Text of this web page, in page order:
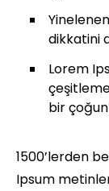
dikkatini
Lorem
bir
1500’lerden
Ipsum